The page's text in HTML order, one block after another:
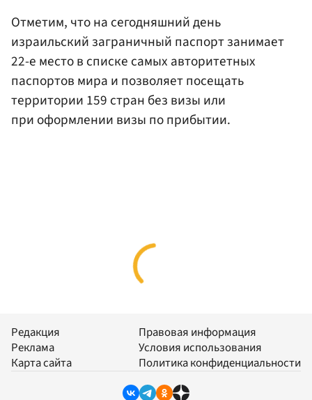
Отметим, что на сегодняшний день
израильский заграничный паспорт занимает
22-е место в списке самых авторитетных
паспортов мира и позволяет посещать
территории 159 стран без визы или
при оформлении визы по прибытии.
Редакция
Реклама
Карта сайта
Правовая информация
Условия использования
Политика конфиденциальности